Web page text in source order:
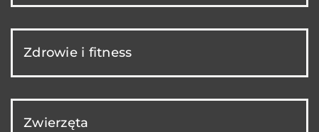
Zdrowie i fitness
Zwierzęta